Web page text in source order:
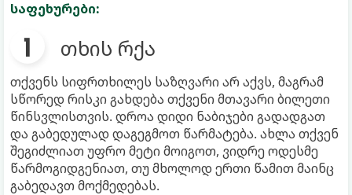
საფეხურები:
თხის რქა
თქვენს სიფრთხილეს საზღვარი არ აქვს, მაგრამ
სწორედ რისკი გახდება თქვენი მთავარი ბილეთი
წინსვლისთვის. დროა დიდი ნაბიჯები გადადგათ
და გაბედულად დაგეგმოთ წარმატება. ახლა თქვენ
შეგიძლიათ უფრო მეტი მოიგოთ, ვიდრე ოდესმე
წარმოგიდგენიათ, თუ მხოლოდ ერთი წამით მაინც
გაბედავთ მოქმედებას.